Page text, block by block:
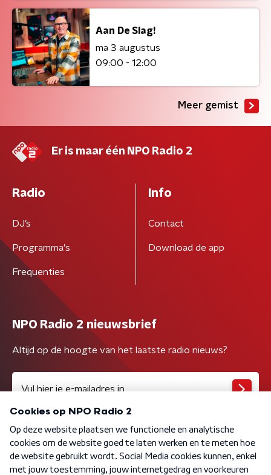
Aan De Slag!
ma 3 augustus
09:00 - 12:00
Meer gemist
Er is maar één NPO Radio 2
Radio
DJ’s
Programma's
Frequenties
Info
Contact
Download de app
NPO Radio 2 nieuwsbrief
Altijd op de hoogte van het laatste radio nieuws?
Algemene voorwaarden